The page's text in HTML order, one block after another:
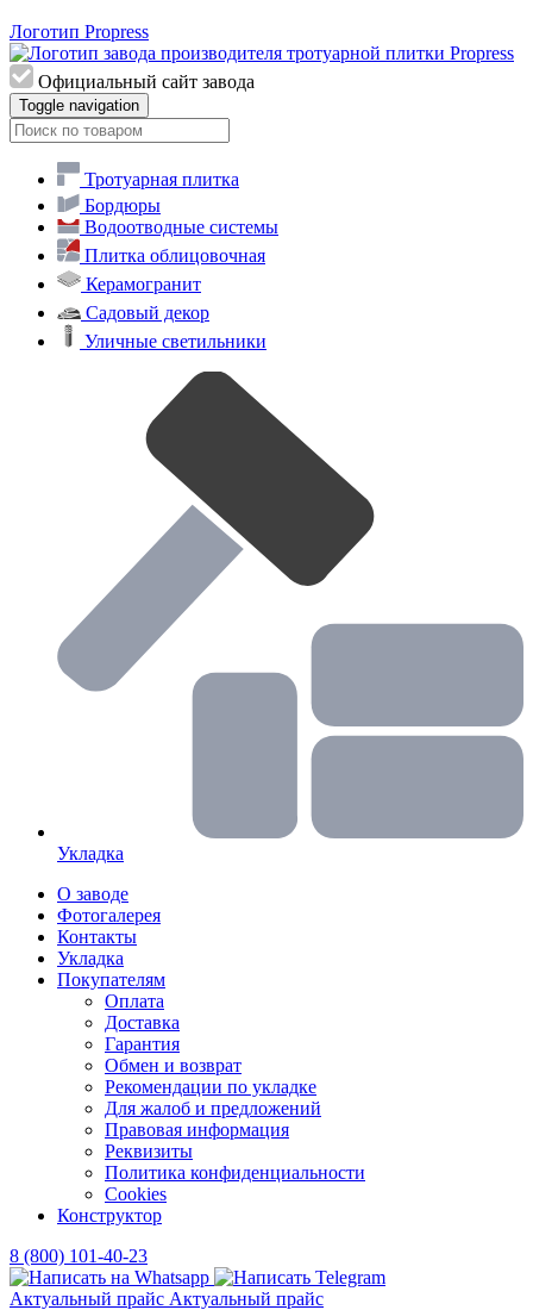
Логотип Propress
Официальный сайт завода
Toggle navigation
Тротуарная плитка
Бордюры
Водоотводные системы
Плитка облицовочная
Керамогранит
Садовый декор
Уличные светильники
Укладка
О заводе
Фотогалерея
Контакты
Укладка
Покупателям
Оплата
Доставка
Гарантия
Обмен и возврат
Рекомендации по укладке
Для жалоб и предложений
Правовая информация
Реквизиты
Политика конфиденциальности
Cookies
Конструктор
8 (800) 101-40-23
Актуальный прайс Актуальный прайс